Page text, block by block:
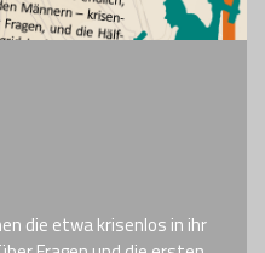
die etwa krisenlos in ihr